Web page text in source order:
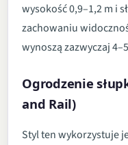
wysokość 0,9–1,2 m i
zachowaniu
wynoszą zazwyczaj
Ogrodzenie
and Rail)
Styl ten wykorzystuje